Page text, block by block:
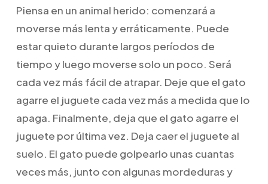
Piensa en un animal herido: comenzará a
moverse más lenta y erráticamente. Puede
estar quieto durante largos períodos de
tiempo y luego moverse solo un poco. Será
cada vez más fácil de atrapar. Deje que el gato
agarre el juguete cada vez más a medida que lo
apaga. Finalmente, deja que el gato agarre el
juguete por última vez. Deja caer el juguete al
suelo. El gato puede golpearlo unas cuantas
veces más, junto con algunas mordeduras y